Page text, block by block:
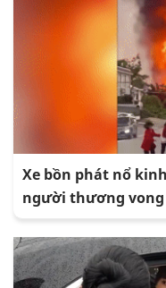
Xe bồn phát nổ
người thương vong